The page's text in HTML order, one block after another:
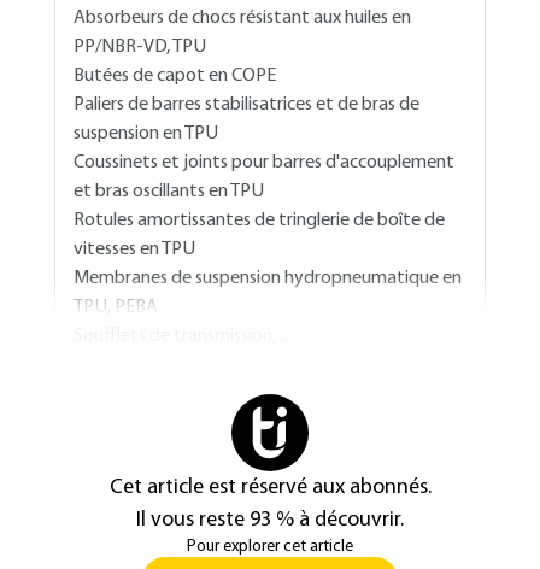
Absorbeurs de chocs résistant aux huiles en
PP/NBR-VD, TPU
Butées de capot en COPE
Paliers de barres stabilisatrices et de bras de
suspension en TPU
Coussinets et joints pour barres d'accouplement
et bras oscillants en TPU
Rotules amortissantes de tringlerie de boîte de
vitesses en TPU
Membranes de suspension hydropneumatique en
TPU, PEBA
Cet article est réservé aux abonnés.
Il vous reste 93 % à découvrir.
Pour explorer cet article